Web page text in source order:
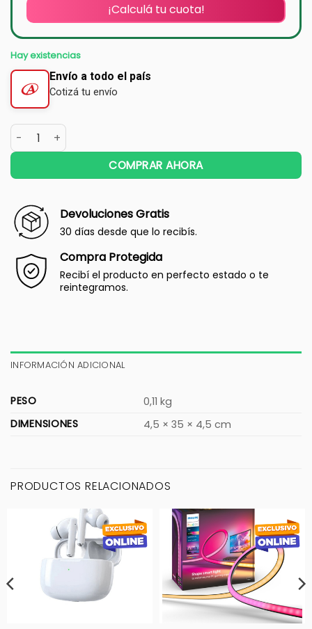
¡Calculá tu cuota!
Hay existencias
Envío a todo el país
Cotizá tu envío
COMPRAR AHORA
Devoluciones Gratis
30 días desde que lo recibís.
Compra Protegida
Recibí el producto en perfecto estado o te
reintegramos.
INFORMACIÓN ADICIONAL
PESO
0,11 kg
DIMENSIONES
4,5 × 35 × 4,5 cm
PRODUCTOS RELACIONADOS